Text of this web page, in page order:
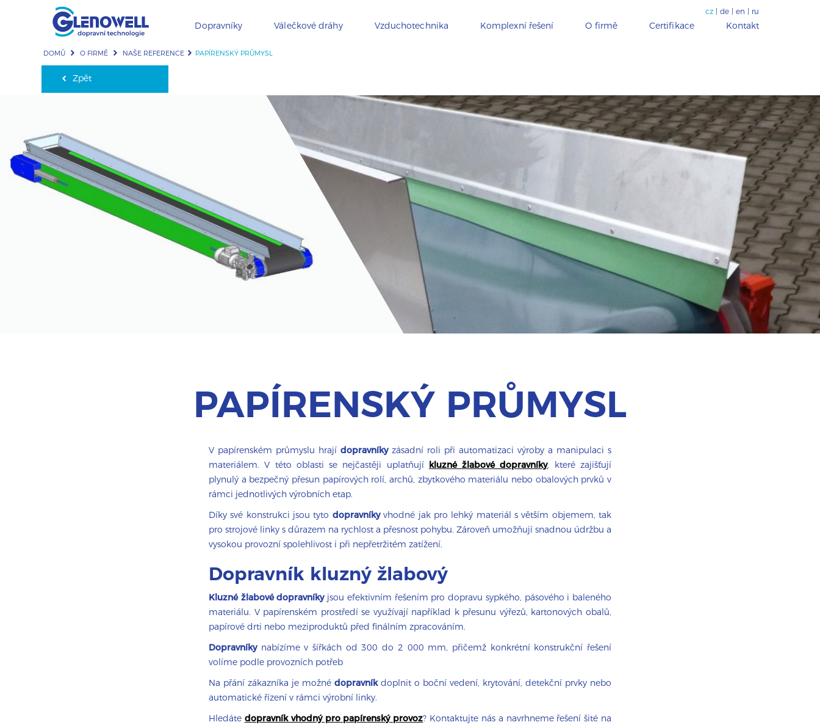
Dopravníky Válečkové dráhy Vzduchotechnika Komplexní řešení O firmě Certifikace Kontakt
cz| de| en ru
DOMŮ O FIRMĚ NAŠE REFERENCE PAPÍRENSKÝ PRŮMYSL
Zpět
PAPÍRENSKÝ PRŮMYSL
V papírenském průmyslu hrají dopravníkyzásadní roli při automatizaci výroby a manipulaci s
materiálem. V této oblasti se nejčastěji uplatňují kluzné žlabové dopravníky, které zajišťují
plynulý a bezpečný přesun papírových rolí, archů, zbytkového materiálu nebo obalových prvků v
rámci jednotlivých výrobních etap.
Díky své konstrukci jsou tyto dopravníkyvhodné jak pro lehký materiál s větším objemem, tak
pro strojové linky s důrazem na rychlost a přesnost pohybu. Zároveň umožňují snadnou údržbu a
vysokou provozní spolehlivost i při nepřetržitém zatížení.
Dopravník kluzný žlabový
Kluzné žlabové dopravníkyjsou efektivním řešením pro dopravu sypkého, pásového i baleného
materiálu. V papírenském prostředí se využívají například k přesunu výřezů, kartonových obalů,
papírové drti nebo meziproduktů před finálním zpracováním.
Dopravníkynabízíme v šířkách od 300 do 2 000 mm, přičemž konkrétní konstrukční řešení
volíme podle provozních potřeb
Na přání zákazníka je možné dopravníkdoplnit o boční vedení, krytování, detekční prvky nebo
automatické řízení v rámci výrobní linky.
Hledáte dopravník vhodný pro papírenský provoz? Kontaktujte nás a navrhneme řešení šité na